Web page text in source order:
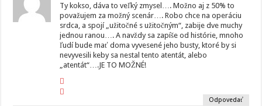
Ty kokso, dáva to veľký zmysel…. Možno aj z 50% to
považujem za možný scenár…. Robo chce na operáciu
srdca, a spojí „užitočné s užitočným“, zabije dve muchy
jednou ranou…. A navždy sa zapíše od histórie, mnoho
ľudí bude mať doma vyvesené jeho busty, ktoré by si
nevyvesili keby sa nestal tento atentát, alebo
„atentát“….JE TO MOŽNÉ!
Odpovedať